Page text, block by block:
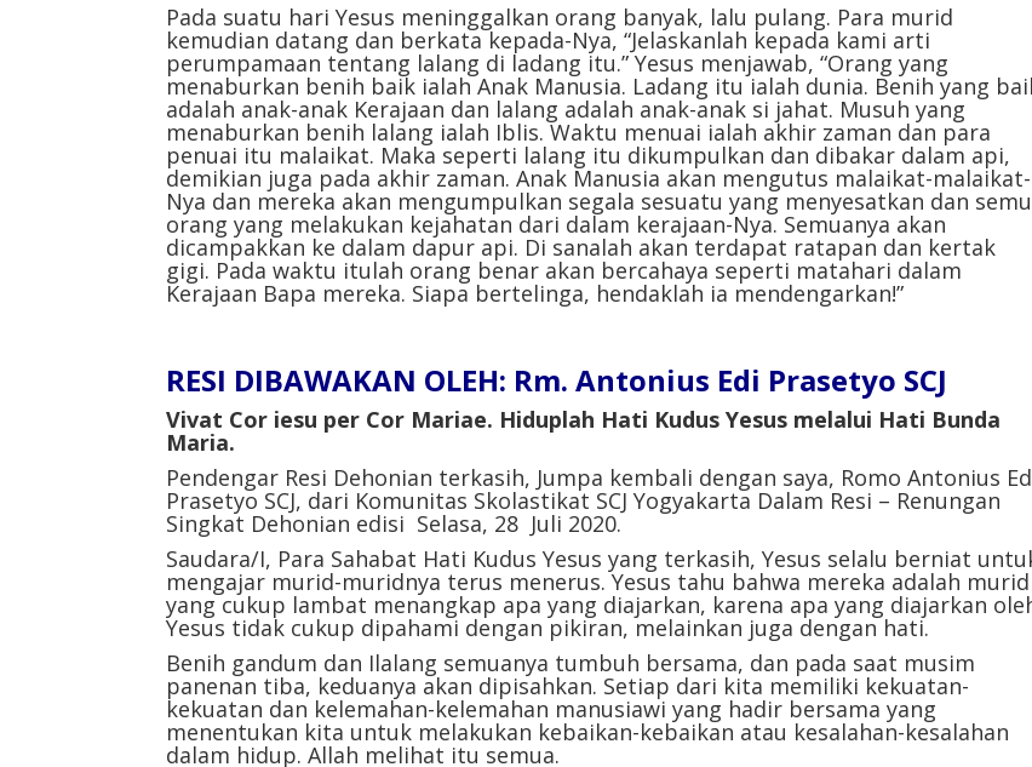
Pada suatu hari Yesus meninggalkan orang banyak, lalu pulang. Para murid
kemudian datang dan berkata kepada-Nya, “Jelaskanlah kepada kami arti
perumpamaan tentang lalang di ladang itu.” Yesus menjawab, “Orang yang
menaburkan benih baik ialah Anak Manusia. Ladang itu ialah dunia. Benih yang
adalah anak-anak Kerajaan dan lalang adalah anak-anak si jahat. Musuh yang
menaburkan benih lalang ialah Iblis. Waktu menuai ialah akhir zaman dan para
penuai itu malaikat. Maka seperti lalang itu dikumpulkan dan dibakar dalam api,
demikian juga pada akhir zaman. Anak Manusia akan mengutus malaikat-malaikat-
Nya dan mereka akan mengumpulkan segala sesuatu yang menyesatkan dan
orang yang melakukan kejahatan dari dalam kerajaan-Nya. Semuanya akan
dicampakkan ke dalam dapur api. Di sanalah akan terdapat ratapan dan kertak
gigi. Pada waktu itulah orang benar akan bercahaya seperti matahari dalam
Kerajaan Bapa mereka. Siapa bertelinga, hendaklah ia mendengarkan!”
RESI DIBAWAKAN OLEH: Rm. Antonius Edi Prasetyo SCJ
Vivat Cor iesu per Cor Mariae. Hiduplah Hati Kudus Yesus melalui Hati Bunda
Maria.
Pendengar Resi Dehonian terkasih, Jumpa kembali dengan saya, Romo Antonius
Prasetyo SCJ, dari Komunitas Skolastikat SCJ Yogyakarta Dalam Resi – Renungan
Singkat Dehonian edisi Selasa, 28 Juli 2020.
Saudara/I, Para Sahabat Hati Kudus Yesus yang terkasih, Yesus selalu berniat
mengajar murid-muridnya terus menerus. Yesus tahu bahwa mereka adalah murid
yang cukup lambat menangkap apa yang diajarkan, karena apa yang diajarkan
Yesus tidak cukup dipahami dengan pikiran, melainkan juga dengan hati.
Benih gandum dan Ilalang semuanya tumbuh bersama, dan pada saat musim
panenan tiba, keduanya akan dipisahkan. Setiap dari kita memiliki kekuatan-
kekuatan dan kelemahan-kelemahan manusiawi yang hadir bersama yang
menentukan kita untuk melakukan kebaikan-kebaikan atau kesalahan-kesalahan
dalam hidup. Allah melihat itu semua.